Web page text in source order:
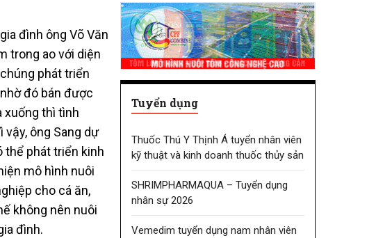
đình ông Võ Văn
trong ao với diện
phát triển
đó bán được
xuống thì tình
vậy, ông Sang dự
thể phát triển kinh
mô hình nuôi
cho cá ăn,
không nên nuôi
đình.
Tuyển dụng
Thuốc Thú Y Thịnh Á tuyển nhân viên
kỹ thuật và kinh doanh thuốc thủy sản
SHRIMPHARMAQUA – Tuyển dụng
nhân sự 2026
Vemedim tuyển dụng nam nhân viên